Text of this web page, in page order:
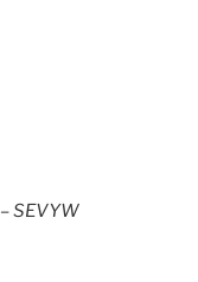
– SEVYW